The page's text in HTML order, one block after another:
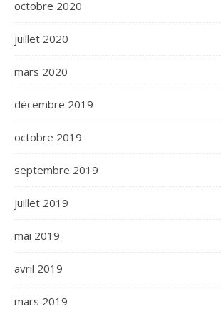
octobre 2020
juillet 2020
mars 2020
décembre 2019
octobre 2019
septembre 2019
juillet 2019
mai 2019
avril 2019
mars 2019